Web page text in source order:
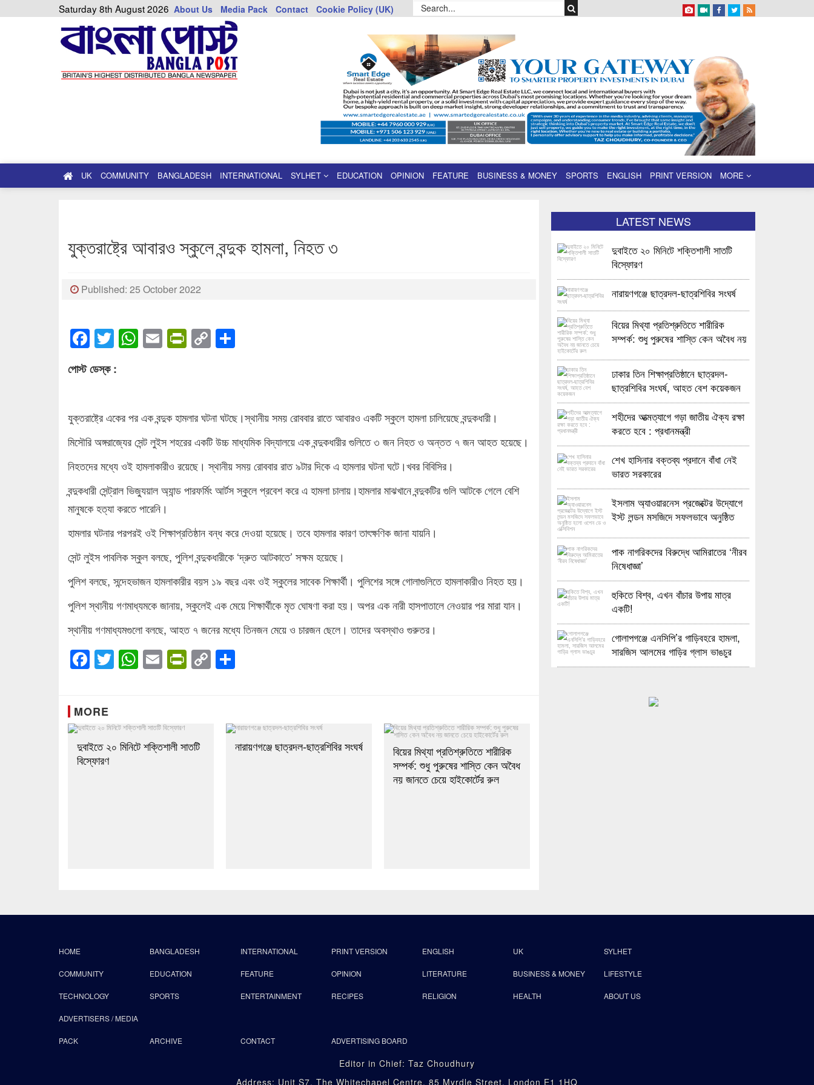
Saturday 8th August 2026 About Us Media Pack Contact Cookie Policy (UK)
UK COMMUNITY BANGLADESH INTERNATIONAL SYLHET EDUCATION OPINION FEATURE BUSINESS & MONEY SPORTS ENGLISH PRINT VERSION MORE
যুক্তরাষ্ট্রে আবারও স্কুলে বন্দুক হামলা, নিহত ৩
Published: 25 October 2022
Facebook
Twitter
WhatsApp
EmailPrintFriendly
Copy
পোস্ট ডেস্ক :
যুক্তরাষ্ট্রে একের পর এক বন্দুক হামলার ঘটনা ঘটছে।স্থানীয় সময় রোববার রাতে আবারও একটি স্কুলে হামলা চালিয়েছে বন্দুকধারী।
মিসৌরি অঙ্গরাজ্যের সেন্ট লুইস শহরের একটি উচ্চ মাধ্যমিক বিদ্যালয়ে এক বন্দুকধারীর গুলিতে ৩ জন নিহত ও অন্তত ৭ জন আহত হয়েছে।
নিহতদের মধ্যে ওই হামলাকারীও রয়েছে। স্থানীয় সময় রোববার রাত ৯টার দিকে এ হামলার ঘটনা ঘটে।খবর বিবিসির।
বন্দুকধারী সেন্ট্রাল ভিজ্যুয়াল অ্যান্ড পারফর্মিং আর্টস স্কুলে প্রবেশ করে এ হামলা চালায়।হামলার মাঝখানে বন্দুকটির গুলি আটকে গেলে বেশি
মানুষকে হত্যা করতে পারেনি।
হামলার ঘটনার পরপরই ওই শিক্ষাপ্রতিষ্ঠান বন্ধ করে দেওয়া হয়েছে। তবে হামলার কারণ তাৎক্ষণিক জানা যায়নি।
সেন্ট লুইস পাবলিক স্কুল বলছে, পুলিশ বন্দুকধারীকে ‘দ্রুত আটকাতে’ সক্ষম হয়েছে।
পুলিশ বলছে, সন্দেহভাজন হামলাকারীর বয়স ১৯ বছর এবং ওই স্কুলের সাবেক শিক্ষার্থী। পুলিশের সঙ্গে গোলাগুলিতে হামলাকারীও নিহত হয়।
পুলিশ স্থানীয় গণমাধ্যমকে জানায়, স্কুলেই এক মেয়ে শিক্ষার্থীকে মৃত ঘোষণা করা হয়। অপর এক নারী হাসপাতালে নেওয়ার পর মারা যান।
স্থানীয় গণমাধ্যমগুলো বলছে, আহত ৭ জনের মধ্যে তিনজন মেয়ে ও চারজন ছেলে। তাদের অবস্থাও গুরুতর।
Facebook
Twitter
WhatsApp
EmailPrintFriendly
Copy
Link
MORE
দুবাইতে ২০ মিনিটে শক্তিশালী সাতটি
বিস্ফোরণ
নারায়ণগঞ্জে ছাত্রদল-ছাত্রশিবির সংঘর্ষ
বিয়ের মিথ্যা প্রতিশ্রুতিতে শারীরিক
সম্পর্ক: শুধু পুরুষের শাস্তি কেন অবৈধ
নয় জানতে চেয়ে হাইকোর্টের রুল
LATEST NEWS
দুবাইতে ২০ মিনিটে শক্তিশালী সাতটি
বিস্ফোরণ
নারায়ণগঞ্জে ছাত্রদল-ছাত্রশিবির সংঘর্ষ
বিয়ের মিথ্যা প্রতিশ্রুতিতে শারীরিক
সম্পর্ক: শুধু পুরুষের শাস্তি কেন অবৈধ নয়
ঢাকার তিন শিক্ষাপ্রতিষ্ঠানে ছাত্রদল-
ছাত্রশিবির সংঘর্ষ, আহত বেশ কয়েকজন
শহীদের আত্মত্যাগে গড়া জাতীয় ঐক্য রক্ষা
করতে হবে : প্রধানমন্ত্রী
শেখ হাসিনার বক্তব্য প্রদানে বাঁধা নেই
ভারত সরকারের
ইসলাম অ্যাওয়ারনেস প্রজেক্টের উদ্যোগে
ইস্ট লন্ডন মসজিদে সফলভাবে অনুষ্ঠিত
পাক নাগরিকদের বিরুদ্ধে আমিরাতের ‘নীরব
নিষেধাজ্ঞা’
হুকিতে বিশ্ব, এখন বাঁচার উপায় মাত্র
একটি!
গোলাপগঞ্জে এনসিপি’র গাড়িবহরে হামলা,
সারজিস আলমের গাড়ির গ্লাস ভাঙচুর
HOME BANGLADESH INTERNATIONAL PRINT VERSION ENGLISH UK SYLHET
COMMUNITY EDUCATION FEATURE OPINION LITERATURE BUSINESS & MONEY LIFESTYLE
TECHNOLOGY SPORTS ENTERTAINMENT RECIPES RELIGION HEALTH ABOUT US
ADVERTISERS / MEDIA
PACK ARCHIVE CONTACT ADVERTISING BOARD
Editor in Chief: Taz Choudhury
Address: Unit S7, The Whitechapel Centre, 85 Myrdle Street, London E1 1HQ